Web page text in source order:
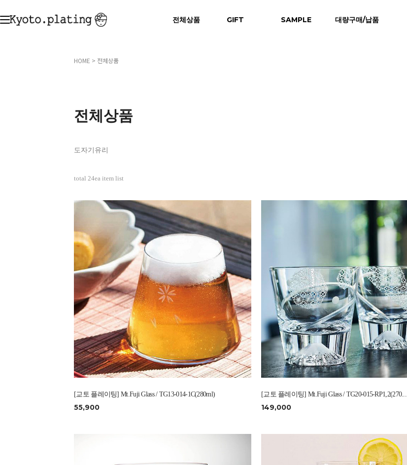
전체상품 GIFT SAMPLE 대량구매/납품
HOME > 전체상품
전체상품
도자기유리
total 24ea item list
[교토 플레이팅] Mt.Fuji Glass / TG13-014-1C(280ml)
55,900
[교토 플레이팅] Mt.Fuji Glass / TG20-015-RP1,2(270...
149,000